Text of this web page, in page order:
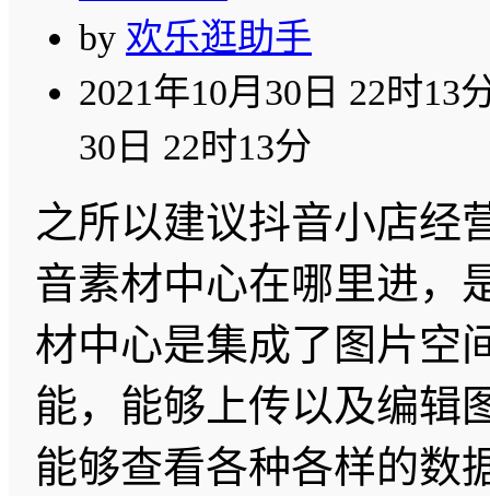
by 欢乐逛助手
2021年10月30日 22时13
30日 22时13分
之所以建议抖音小店经
音素材中心在哪里进，
材中心是集成了图片空
能，能够上传以及编辑
能够查看各种各样的